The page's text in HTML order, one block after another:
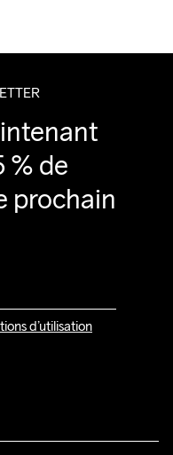
% de
prochain
d’utilisation